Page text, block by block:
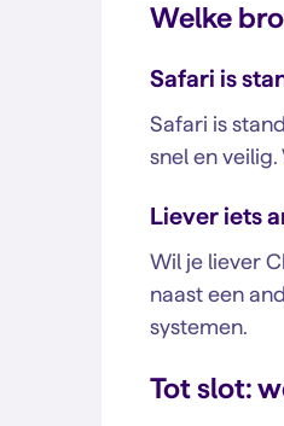
Welke
Safari is
Safari is
snel en
Liever iets
Wil je liever
naast een
systemen.
Tot slot: